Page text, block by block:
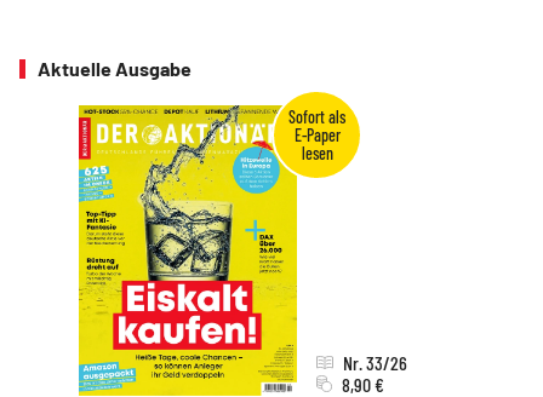
Aktuelle Ausgabe
Nr. 33/26
8,90 €